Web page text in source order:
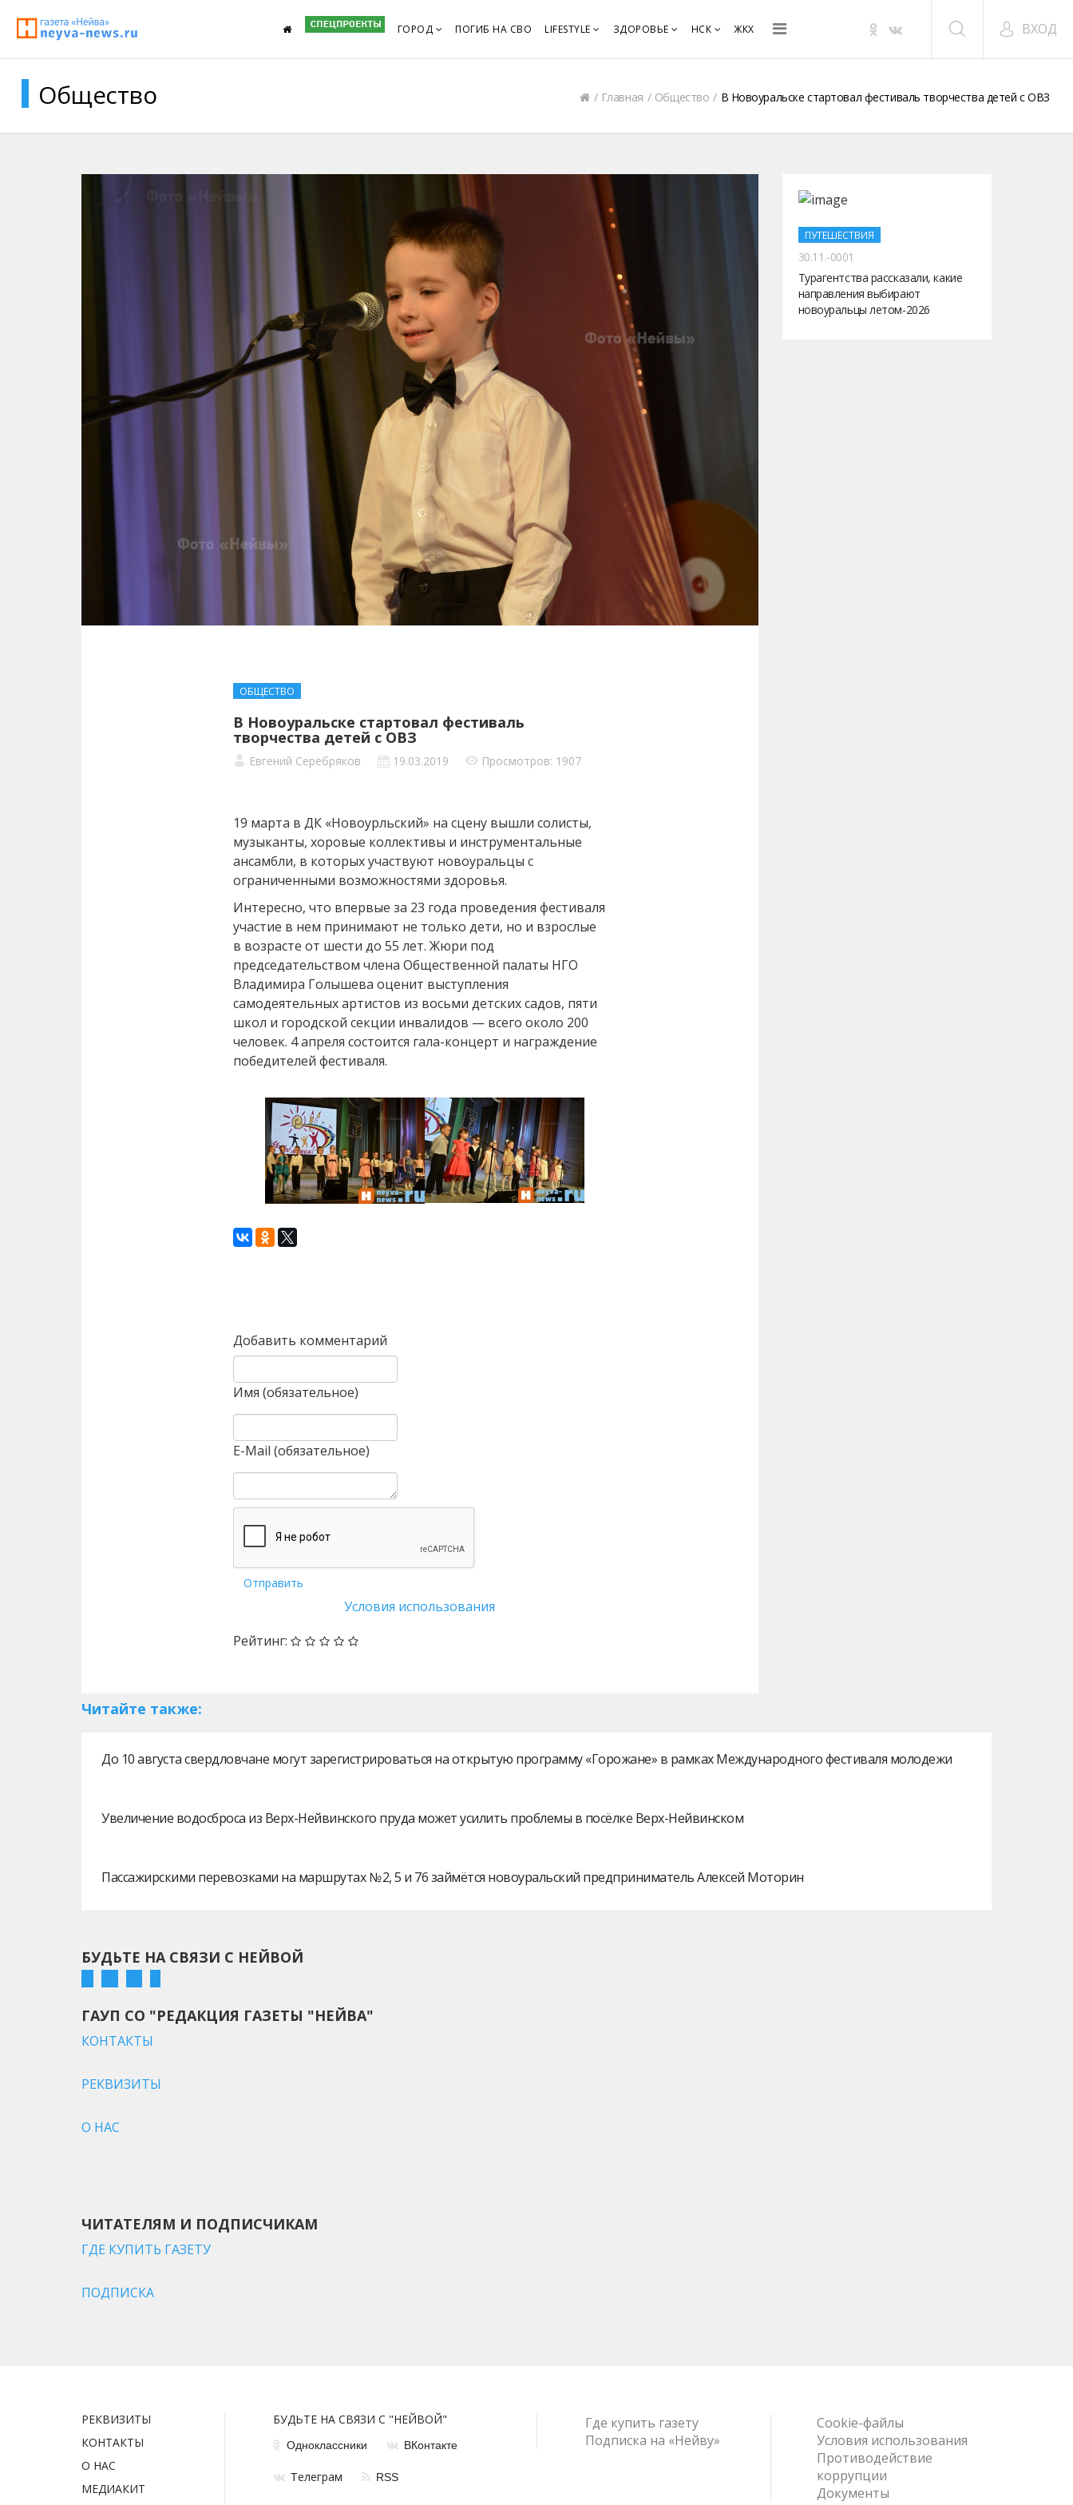
ГОРОД ПОГИБ НА СВО LIFESTYLE ЗДОРОВЬЕ НСК ЖКХ ВХОД
Общество Главная Общество В Новоуральске стартовал фестиваль творчества детей с ОВЗ
ОБЩЕСТВО
В Новоуральске стартовал фестиваль
творчества детей с ОВЗ
Евгений Серебряков 19.03.2019 Просмотров: 1907
19 марта в ДК «Новоурльский» на сцену вышли солисты,
музыканты, хоровые коллективы и инструментальные
ансамбли, в которых участвуют новоуральцы с
ограниченными возможностями здоровья.
Интересно, что впервые за 23 года проведения фестиваля
участие в нем принимают не только дети, но и взрослые
в возрасте от шести до 55 лет. Жюри под
председательством члена Общественной палаты НГО
Владимира Голышева оценит выступления
самодеятельных артистов из восьми детских садов, пяти
школ и городской секции инвалидов — всего около 200
человек. 4 апреля состоится гала-концерт и награждение
победителей фестиваля.
Добавить комментарий
Имя (обязательное)
E-Mail (обязательное)
Отправить
Условия использования
Рейтинг:
ПУТЕШЕСТВИЯ
30.11.-0001
Турагентства рассказали, какие
направления выбирают
новоуральцы летом-2026
Читайте также:
До 10 августа свердловчане могут зарегистрироваться на открытую программу «Горожане» в рамках Международного фестиваля молодежи
Увеличение водосброса из Верх-Нейвинского пруда может усилить проблемы в посёлке Верх-Нейвинском
Пассажирскими перевозками на маршрутах № 2, 5 и 76 займётся новоуральский предприниматель Алексей Моторин
БУДЬТЕ НА СВЯЗИ С НЕЙВОЙ
ГАУП СО "РЕДАКЦИЯ ГАЗЕТЫ "НЕЙВА"
КОНТАКТЫ
РЕКВИЗИТЫ
О НАС
ЧИТАТЕЛЯМ И ПОДПИСЧИКАМ
ГДЕ КУПИТЬ ГАЗЕТУ
ПОДПИСКА
РЕКВИЗИТЫ
КОНТАКТЫ
О НАС
МЕДИАКИТ
БУДЬТЕ НА СВЯЗИ С "НЕЙВОЙ"
Одноклассники ВКонтакте
Телеграм RSS
Где купить газету
Подписка на «Нейву»
Cookie-файлы
Условия использования
Противодействие
коррупции
Документы